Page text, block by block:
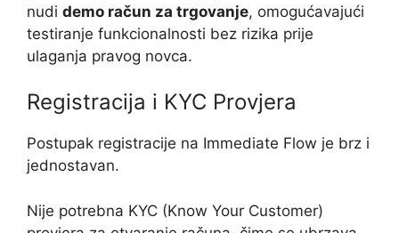
nudi demo račun za trgovanje, omogućavajući
testiranje funkcionalnosti bez rizika prije
ulaganja pravog novca.
Registracija i KYC Provjera
Postupak registracije na Immediate Flow je brz i
jednostavan.
Nije potrebna KYC (Know Your Customer)